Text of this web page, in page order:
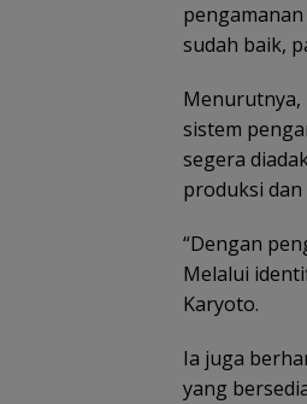
sudah baik,
Menurutnya,
sistem
segera
produksi
“Dengan
Melalui
Karyoto.
Ia juga
yang